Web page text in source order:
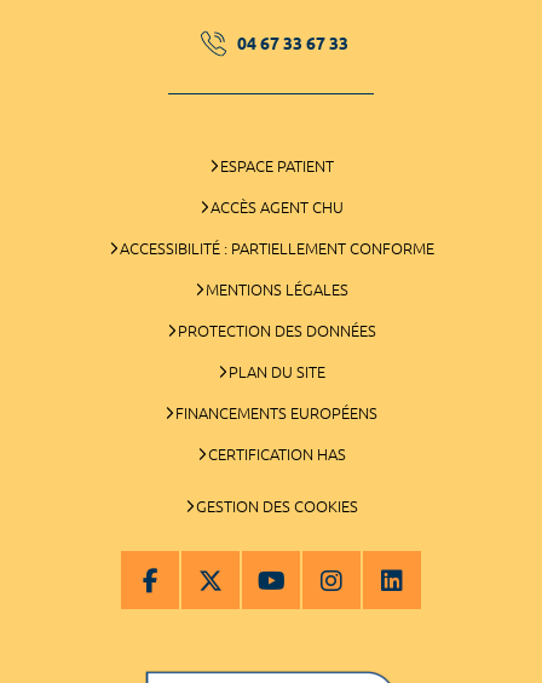
04 67 33 67 33
ESPACE PATIENT
ACCÈS AGENT CHU
ACCESSIBILITÉ : PARTIELLEMENT CONFORME
MENTIONS LÉGALES
PROTECTION DES DONNÉES
PLAN DU SITE
FINANCEMENTS EUROPÉENS
CERTIFICATION HAS
GESTION DES COOKIES